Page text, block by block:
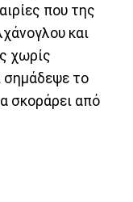
που της
και
χωρίς
σημάδεψε το
σκοράρει από